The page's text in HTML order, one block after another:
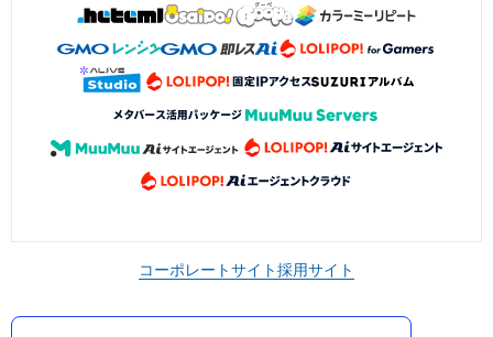
コーポレートサイト採用サイト